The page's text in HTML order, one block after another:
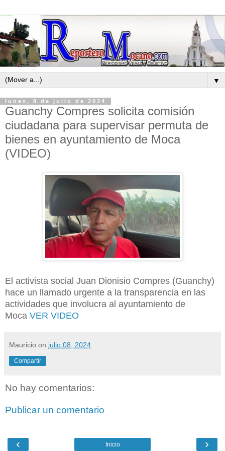
▼
lunes, 8 de julio de 2024
Guanchy Compres solicita comisión
ciudadana para supervisar permuta de
bienes en ayuntamiento de Moca
(VIDEO)
El activista social Juan Dionisio Compres (Guanchy)
hace un llamado urgente a la transparencia en las
actividades que involucra al ayuntamiento de
Moca VER VIDEO
Mauricio on julio 08, 2024
Compartir
No hay comentarios:
Publicar un comentario
‹ ›
Inicio